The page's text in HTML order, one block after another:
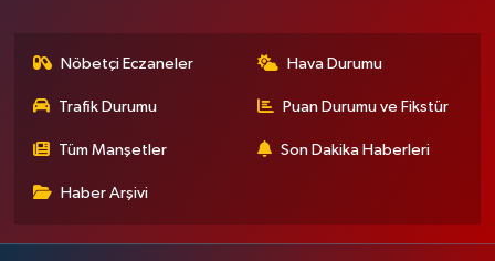
Nöbetçi Eczaneler Hava Durumu
Trafik Durumu Puan Durumu ve Fikstür
Tüm Manşetler Son Dakika Haberleri
Haber Arşivi